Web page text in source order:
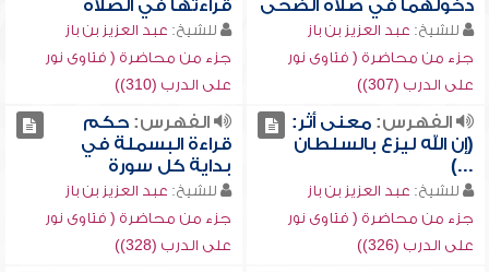
دخولهما في صلاة الضحى
للشيخ: عبد العزيز بن باز
جزء من محاضرة ( فتاوى نور
على الدرب (307))
قراءتها في الصلاة
للشيخ: عبد العزيز بن باز
جزء من محاضرة ( فتاوى نور
على الدرب (310))
الفهرس:معنى أثر:
(إن الله ليزع بالسلطان
...)
للشيخ: عبد العزيز بن باز
جزء من محاضرة ( فتاوى نور
على الدرب (326))
الفهرس:حكم
قراءة البسملة في
بداية كل سورة
للشيخ: عبد العزيز بن باز
جزء من محاضرة ( فتاوى نور
على الدرب (328))